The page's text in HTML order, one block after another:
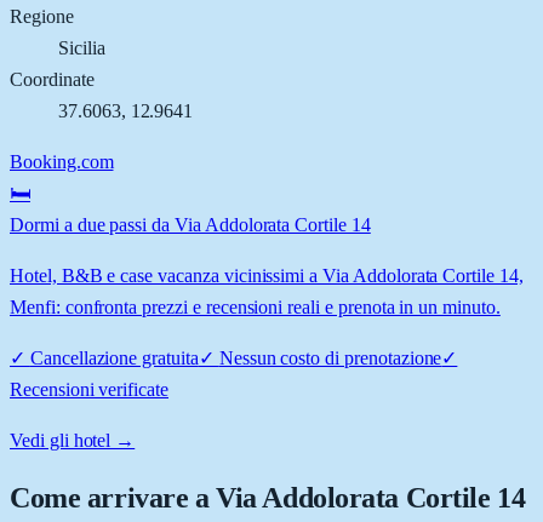
Regione
Sicilia
Coordinate
37.6063, 12.9641
Booking.com
🛏️
Dormi a due passi da Via Addolorata Cortile 14
Hotel, B&B e case vacanza vicinissimi a Via Addolorata Cortile 14,
Menfi: confronta prezzi e recensioni reali e prenota in un minuto.
✓ Cancellazione gratuita✓ Nessun costo di prenotazione✓
Recensioni verificate
Vedi gli hotel →
Come arrivare aVia Addolorata Cortile 14